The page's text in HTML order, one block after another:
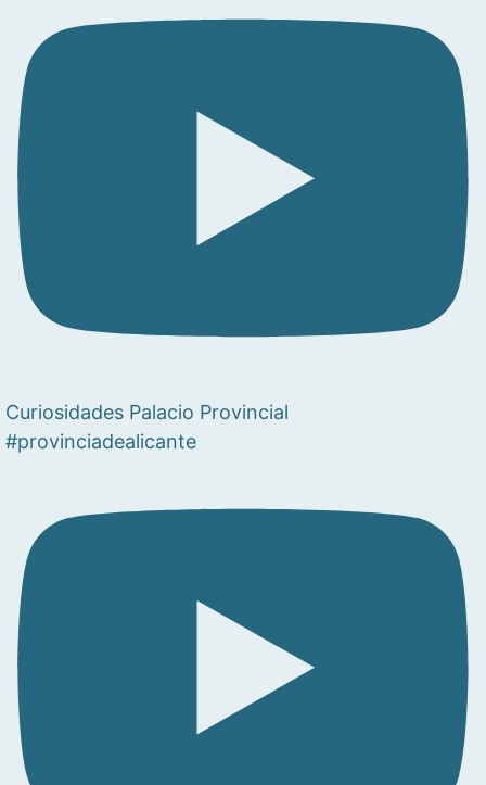
Curiosidades Palacio Provincial
#provinciadealicante